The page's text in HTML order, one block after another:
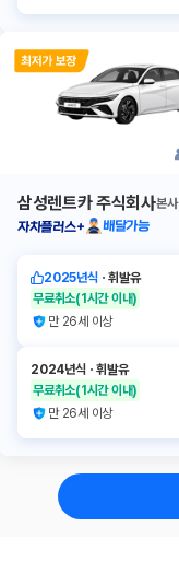
삼성렌트카 주식회사본사
자차플러스+
배달가능
2025년식 ㆍ휘발유
무료취소(1시간 이내)
만 26세 이상
2024년식 ㆍ휘발유
무료취소(1시간 이내)
만 26세 이상